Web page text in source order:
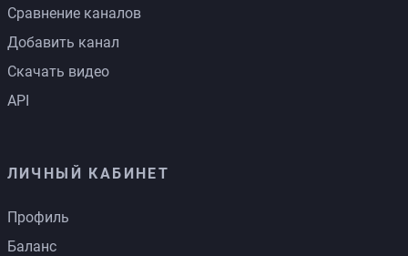
Сравнение каналов
Добавить канал
Скачать видео
API
ЛИЧНЫЙ КАБИНЕТ
Профиль
Баланс